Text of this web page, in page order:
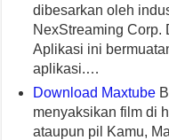
dibesarkan oleh
NexStreaming Corp.
Aplikasi ini
aplikasi.…
Download Maxtube
menyaksikan film di
ataupun pil Kamu,